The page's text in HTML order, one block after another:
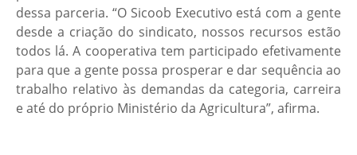
dessa parceria. “O Sicoob Executivo está com a gente
desde a criação do sindicato, nossos recursos estão
todos lá. A cooperativa tem participado efetivamente
para que a gente possa prosperar e dar sequência ao
trabalho relativo às demandas da categoria, carreira
e até do próprio Ministério da Agricultura”, afirma.